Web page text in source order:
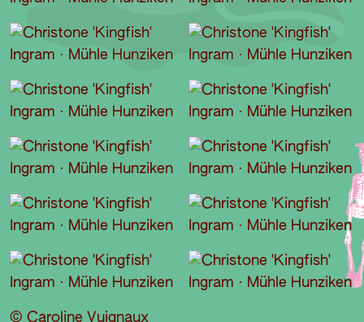
© Caroline Vuignaux